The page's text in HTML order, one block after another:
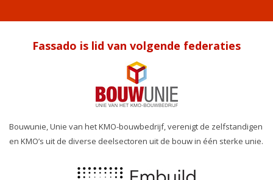
Fassado is lid van volgende federaties
Bouwunie, Unie van het KMO-bouwbedrijf, verenigt de zelfstandigen
en KMO’s uit de diverse deelsectoren uit de bouw in één sterke unie.